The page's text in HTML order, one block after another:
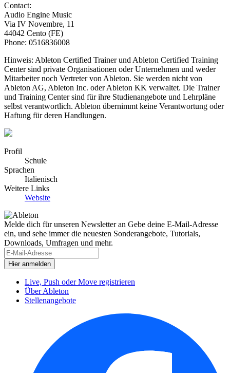
Contact:
Audio Engine Music
Via IV Novembre, 11
44042 Cento (FE)
Phone: 0516836008
Hinweis: Ableton Certified Trainer und Ableton Certified Training
Center sind private Organisationen oder Unternehmen und weder
Mitarbeiter noch Vertreter von Ableton. Sie werden nicht von
Ableton AG, Ableton Inc. oder Ableton KK verwaltet. Die Trainer
und Training Center sind für ihre Studienangebote und Lehrpläne
selbst verantwortlich. Ableton übernimmt keine Verantwortung oder
Haftung für deren Handlungen.
Profil
Schule
Sprachen
Italienisch
Weitere Links
Website
Melde dich für unseren Newsletter an Gebe deine E-Mail-Adresse
ein, und sehe immer die neuesten Sonderangebote, Tutorials,
Downloads, Umfragen und mehr.
Live, Push oder Move registrieren
Über Ableton
Stellenangebote